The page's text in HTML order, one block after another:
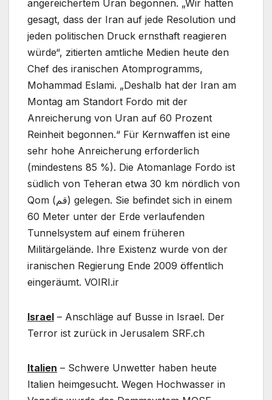
angereichertem Uran begonnen. „Wir hatten
gesagt, dass der Iran auf jede Resolution und
jeden politischen Druck ernsthaft reagieren
würde“, zitierten amtliche Medien heute den
Chef des iranischen Atomprogramms,
Mohammad Eslami. „Deshalb hat der Iran am
Montag am Standort Fordo mit der
Anreicherung von Uran auf 60 Prozent
Reinheit begonnen.“ Für Kernwaffen ist eine
sehr hohe Anreicherung erforderlich
(mindestens 85 %). Die Atomanlage Fordo ist
südlich von Teheran etwa 30 km nördlich von
Qom (قم) gelegen. Sie befindet sich in einem
60 Meter unter der Erde verlaufenden
Tunnelsystem auf einem früheren
Militärgelände. Ihre Existenz wurde von der
iranischen Regierung Ende 2009 öffentlich
eingeräumt. VOIRI.ir
Israel – Anschläge auf Busse in Israel. Der
Terror ist zurück in Jerusalem SRF.ch
Italien – Schwere Unwetter haben heute
Italien heimgesucht. Wegen Hochwasser in